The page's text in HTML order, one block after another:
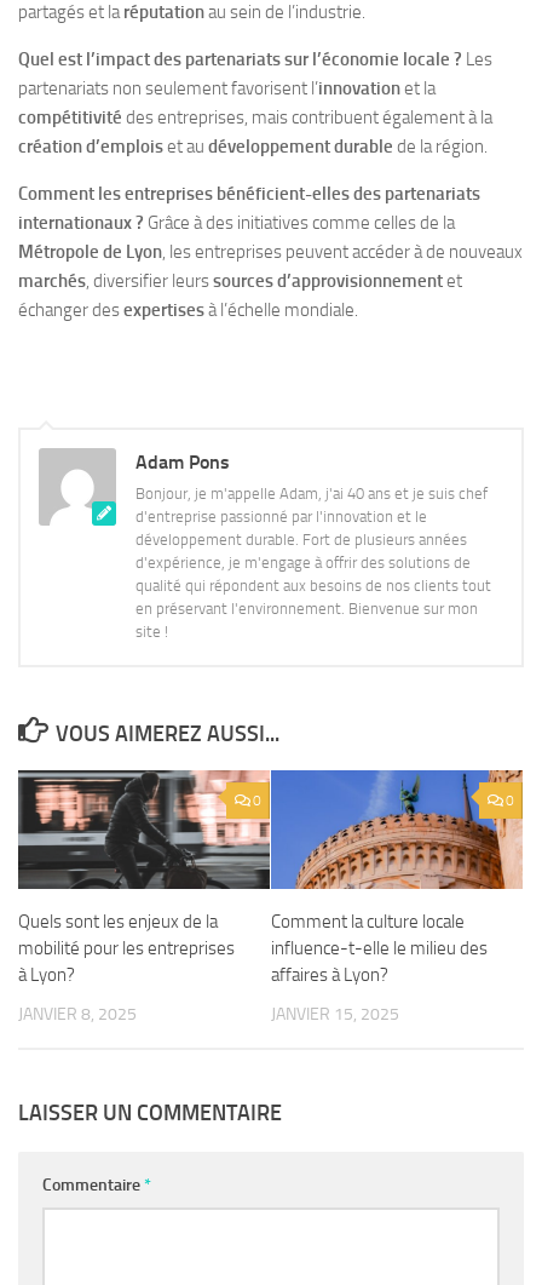
partagés et laréputationau sein de l’industrie.
Quel est l’impact des partenariats sur l’économie locale ? Les
partenariats non seulement favorisent l’innovationet la
compétitivité des entreprises, mais contribuent également à la
création d’emploiset au développement durable de la région.
Comment les entreprises bénéficient-elles des partenariats
internationaux ? Grâce à des initiatives comme celles de la
Métropole de Lyon, les entreprises peuvent accéder à de nouveaux
marchés, diversifier leurssources d’approvisionnementet
échanger desexpertisesà l’échelle mondiale.
Adam Pons
Bonjour, je m'appelle Adam, j'ai 40 ans et je suis chef
d'entreprise passionné par l'innovation et le
développement durable. Fort de plusieurs années
d'expérience, je m'engage à offrir des solutions de
qualité qui répondent aux besoins de nos clients tout
en préservant l'environnement. Bienvenue sur mon
site !
VOUS AIMEREZ AUSSI...
0
Quels sont les enjeux de la
mobilité pour les entreprises
à Lyon?
JANVIER 8, 2025
0
Comment la culture locale
influence-t-elle le milieu des
affaires à Lyon?
JANVIER 15, 2025
LAISSER UN COMMENTAIRE
Commentaire*